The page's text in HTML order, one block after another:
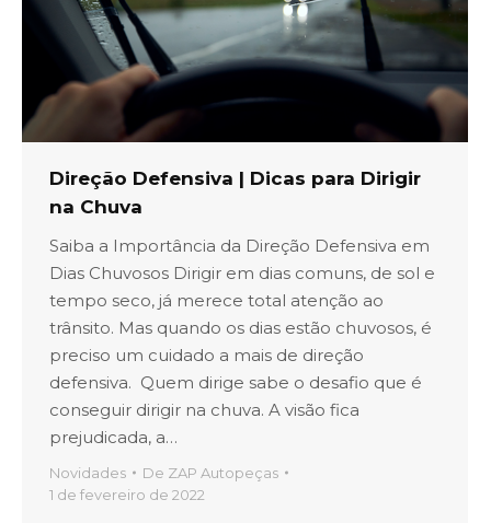
Direção Defensiva | Dicas para Dirigir
na Chuva
Saiba a Importância da Direção Defensiva em
Dias Chuvosos Dirigir em dias comuns, de sol e
tempo seco, já merece total atenção ao
trânsito. Mas quando os dias estão chuvosos, é
preciso um cuidado a mais de direção
defensiva. Quem dirige sabe o desafio que é
conseguir dirigir na chuva. A visão fica
prejudicada, a…
Novidades De ZAP Autopeças
1 de fevereiro de 2022